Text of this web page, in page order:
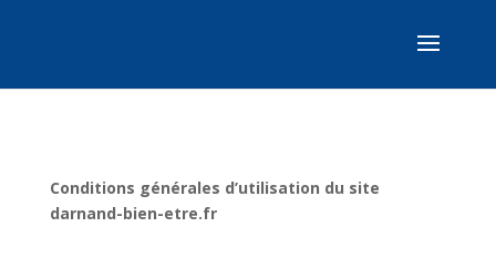
Conditions générales d’utilisation du site
darnand-bien-etre.fr